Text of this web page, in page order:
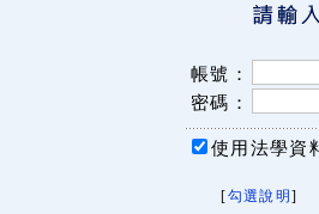
帳號：
密碼：
使用法學資
[勾選說明 ]